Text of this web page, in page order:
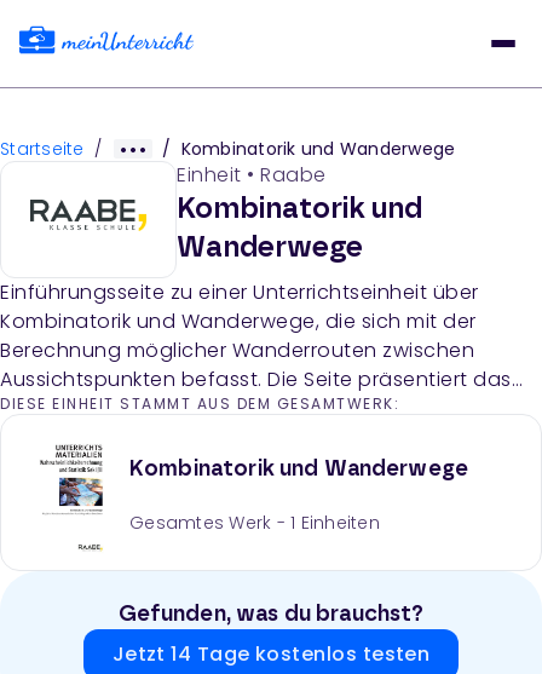
Startseite / / Kombinatorik und Wanderwege
Einheit • Raabe
Kombinatorik und
Wanderwege
Einführungsseite zu einer Unterrichtseinheit über
Kombinatorik und Wanderwege, die sich mit der
Berechnung möglicher Wanderrouten zwischen
Aussichtspunkten befasst. Die Seite präsentiert das
Thema und die Lernziele für die folgende
Unterrichtssequenz.
DIESE EINHEIT STAMMT AUS DEM GESAMTWERK:
Kombinatorik und Wanderwege
Gesamtes Werk - 1 Einheiten
Gefunden, was du brauchst?
Jetzt 14 Tage kostenlos testen